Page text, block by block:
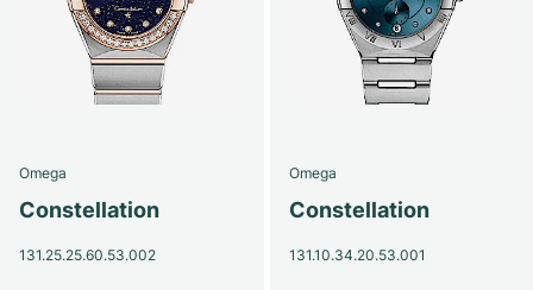
Omega
Constellation
131.25.25.60.53.002
Omega
Constellation
131.10.34.20.53.001